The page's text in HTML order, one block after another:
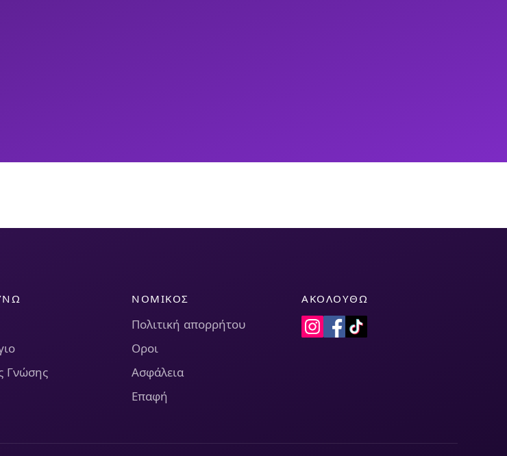
Γνώσης
ΝΟΜΙΚΌΣ
Πολιτική απορρήτου
Οροι
Ασφάλεια
Επαφή
ΑΚΟΛΟΥΘΏ